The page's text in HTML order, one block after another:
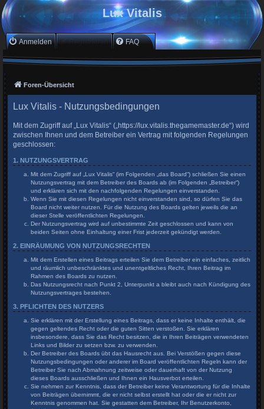
Lux Vitalis
Anmelden Registrieren FAQ
Foren-Übersicht
Lux Vitalis - Nutzungsbedingungen
Mit dem Zugriff auf „Lux Vitalis“ („https://lux.vitalis.thegamemaster.de“) wird
zwischen Ihnen und dem Betreiber ein Vertrag mit folgenden Regelungen
geschlossen:
1. NUTZUNGSVERTRAG
Mit dem Zugriff auf „Lux Vitalis“ (im Folgenden „das Board“) schließen Sie einen
Nutzungsvertrag mit dem Betreiber des Boards ab (im Folgenden „Betreiber“)
und erklären sich mit den nachfolgenden Regelungen einverstanden.
Wenn Sie mit diesen Regelungen nicht einverstanden sind, so dürfen Sie das
Board nicht weiter nutzen. Für die Nutzung des Boards gelten jeweils die an
dieser Stelle veröffentlichten Regelungen.
Der Nutzungsvertrag wird auf unbestimmte Zeit geschlossen und kann von
beiden Seiten ohne Einhaltung einer Frist jederzeit gekündigt werden.
2. EINRÄUMUNG VON NUTZUNGSRECHTEN
Mit dem Erstellen eines Beitrags erteilen Sie dem Betreiber ein einfaches, zeitlich
und räumlich unbeschränktes und unentgeltliches Recht, Ihren Beitrag im
Rahmen des Boards zu nutzen.
Das Nutzungsrecht nach Punkt 2, Unterpunkt a bleibt auch nach Kündigung des
Nutzungsvertrages bestehen.
3. PFLICHTEN DES NUTZERS
Sie erklären mit der Erstellung eines Beitrags, dass er keine Inhalte enthält, die
gegen geltendes Recht oder die guten Sitten verstoßen. Sie erklären
insbesondere, dass Sie das Recht besitzen, die in Ihren Beiträgen verwendeten
Links und Bilder zu setzen bzw. zu verwenden.
Der Betreiber des Boards übt das Hausrecht aus. Bei Verstößen gegen diese
Nutzungsbedingungen oder anderer im Board veröffentlichten Regeln kann der
Betreiber Sie nach Abmahnung zeitweise oder dauerhaft von der Nutzung
dieses Boards ausschließen und Ihnen ein Hausverbot erteilen.
Sie nehmen zur Kenntnis, dass der Betreiber keine Verantwortung für die Inhalte
von Beiträgen übernimmt, die er nicht selbst erstellt hat oder die er nicht zur
Kenntnis genommen hat. Sie gestatten dem Betreiber, Ihr Benutzerkonto,